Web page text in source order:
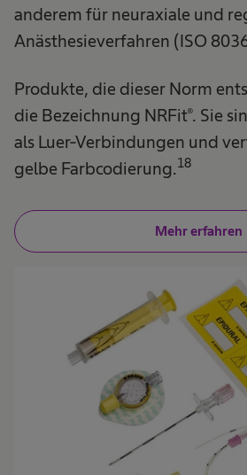
anderem für neuraxiale und
Anästhesieverfahren (ISO
Produkte, die dieser Norm
die Bezeichnung NRFit®. Sie
als Luer-Verbindungen und
gelbe Farbcodierung.18
Mehr erfahren